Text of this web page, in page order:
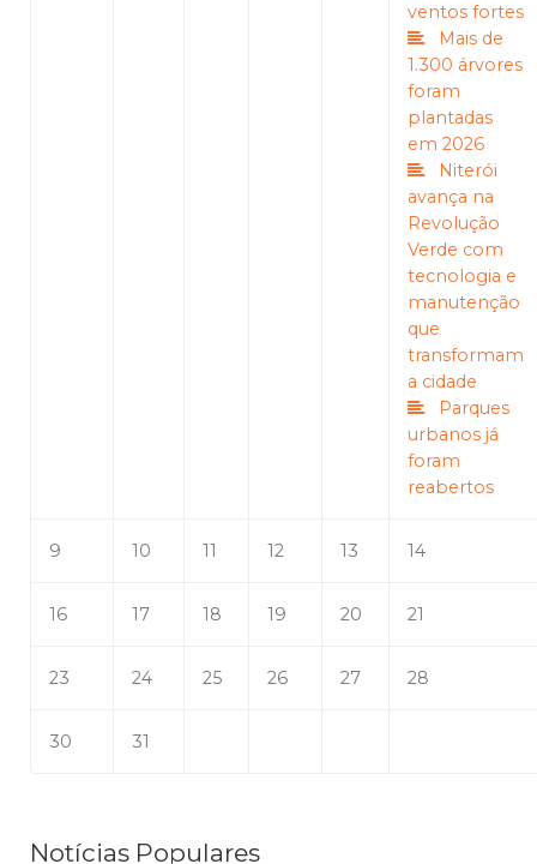
ventos fortes
Mais de
1.300 árvores
foram
plantadas
em 2026
Niterói
avança na
Revolução
Verde com
tecnologia e
manutenção
que
transformam
a cidade
Parques
urbanos já
foram
reabertos
9 10 11 12 13 14
16 17 18 19 20 21
23 24 25 26 27 28
30 31
Notícias Populares